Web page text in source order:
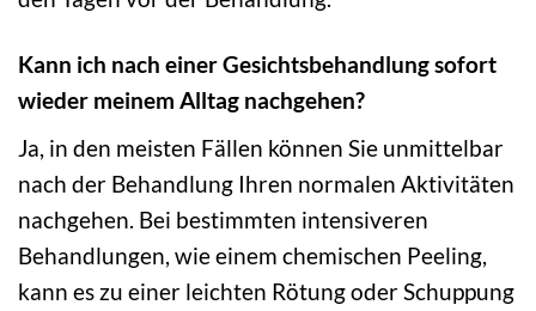
Kann ich nach einer Gesichtsbehandlung sofort
wieder meinem Alltag nachgehen?
Ja, in den meisten Fällen können Sie unmittelbar
nach der Behandlung Ihren normalen Aktivitäten
nachgehen. Bei bestimmten intensiveren
Behandlungen, wie einem chemischen Peeling,
kann es zu einer leichten Rötung oder Schuppung